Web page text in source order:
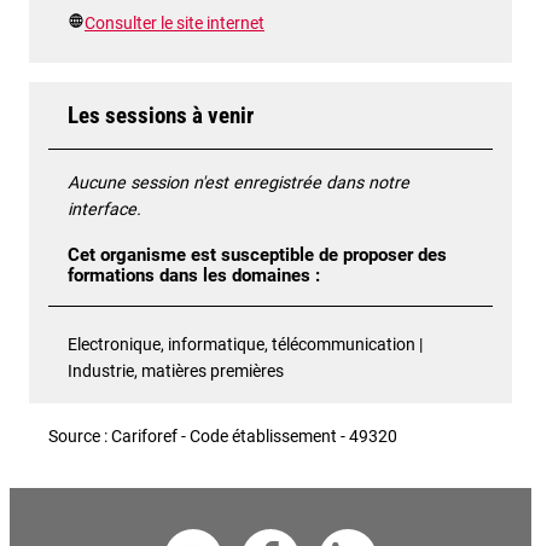
Consulter le site internet
Les sessions à venir
Aucune session n'est enregistrée dans notre
interface.
Cet organisme est susceptible de proposer des
formations dans les domaines :
Electronique, informatique, télécommunication |
Industrie, matières premières
Source : Cariforef - Code établissement - 49320